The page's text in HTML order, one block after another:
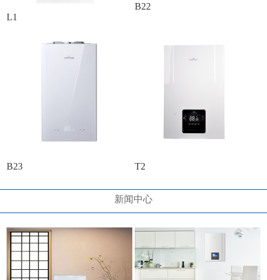
L1
B22
B23 T2
新闻中心